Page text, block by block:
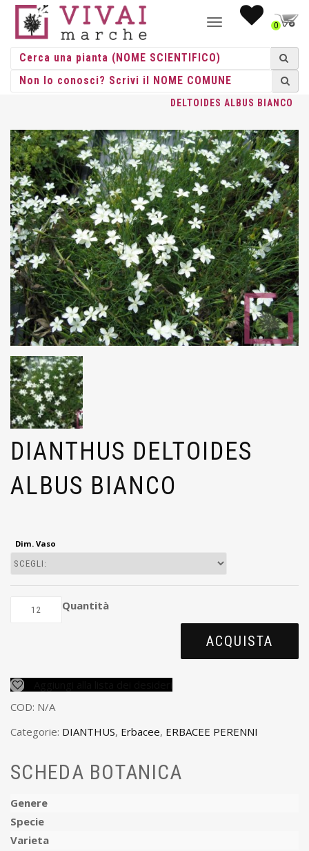
NAVIGAZIONE0
HOME/ ERBACEE/ERBACEE PERENNI /DIANTHUS / DIANTHUS
DELTOIDES ALBUS BIANCO
DIANTHUS DELTOIDES
ALBUS BIANCO
Dim. Vaso
Quantità
ACQUISTA
COD: N/A
Categorie: DIANTHUS, Erbacee, ERBACEE PERENNI
SCHEDA BOTANICA
Genere
Specie
Varieta